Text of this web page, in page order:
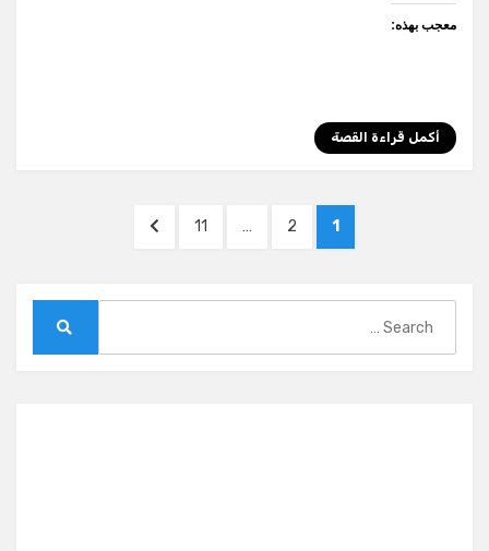
معجب بهذه:
أكمل قراءة القصة
pagination
PAGE
1
PAGE
2
…
PAGE
11
NEXT